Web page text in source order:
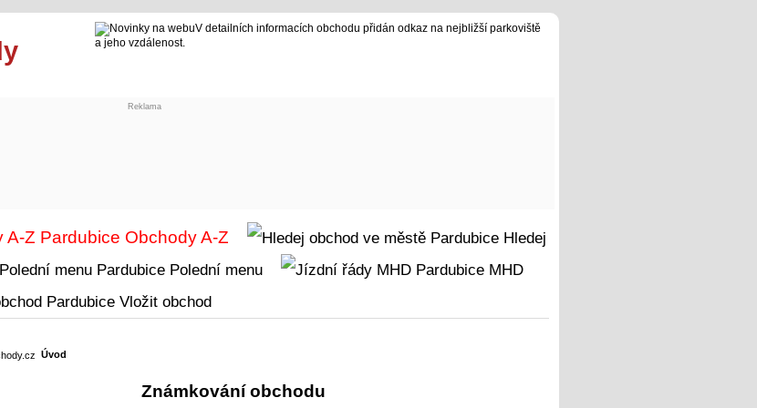
V detailních informacích obchodu přidán odkaz na nejbližší parkoviště
a jeho vzdálenost.
Reklama
Obchody A-Z
Hledej
Polední menu
MHD
Vložit obchod
Úvod
Známkování obchodu